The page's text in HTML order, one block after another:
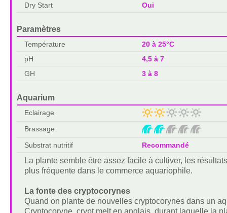
Dry Start Oui
Paramètres
Température
20 à 25°C
pH
4,5 à 7
GH
3 à 8
Aquarium
Eclairage
Brassage
Substrat nutritif
Recommandé
La plante semble être assez facile à cultiver, les
plus fréquente dans le commerce aquariophile.
La fonte des cryptocorynes
Quand on plante de nouvelles cryptocorynes dans un
Cryptocoryne, crypt melt en anglais, durant laquelle la